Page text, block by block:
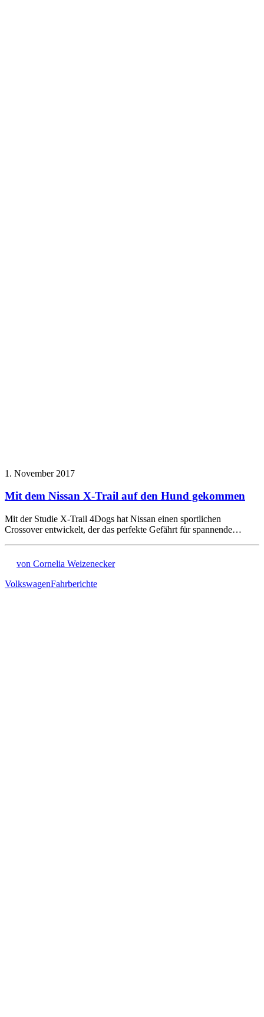
1. November 2017
Mit dem Nissan X-Trail auf den Hund gekommen
Mit der Studie X-Trail 4Dogs hat Nissan einen sportlichen
Crossover entwickelt, der das perfekte Gefährt für spannende…
von Cornelia Weizenecker
VolkswagenFahrberichte